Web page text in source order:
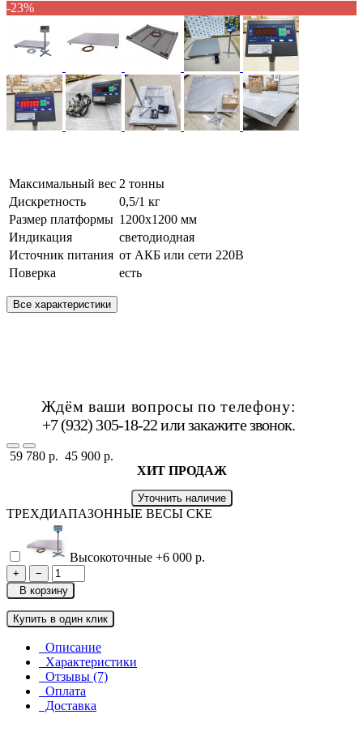
-23%
Максимальный вес 2 тонны
Дискретность
0,5/1 кг
Размер платформы 1200х1200 мм
Индикация
светодиодная
Источник питания от АКБ или сети 220В
Поверка
есть
Все характеристики
Ждём ваши вопросы по телефону:
+7 (932) 305-18-22 илизакажите звонок.
59 780 р. 45 900 р.
ХИТ ПРОДАЖ
Уточнить наличие
ТРЕХДИАПАЗОННЫЕ ВЕСЫ СКЕ
Высокоточные +6 000 р.
+
−
В корзину
Купить в один клик
Описание
Характеристики
Отзывы (7)
Оплата
Доставка